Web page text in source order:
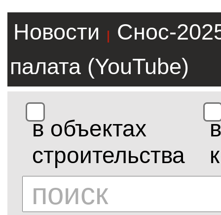
Новости |
Снос-
палата (YouTube)
в объектах
строительства
в